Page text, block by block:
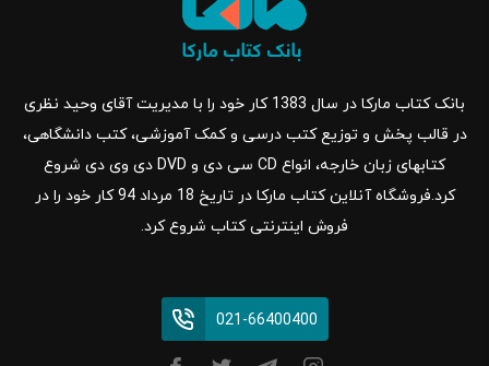
بانک کتاب مارکا در سال 1383 کار خود را با مدیریت آقای وحید نظری
در قالب پخش و توزیع کتب درسی و کمک آموزشی، کتب دانشگاهی،
کتابهای زبان خارجه، انواع CD سی دی و DVD دی وی دی شروع
کرد.فروشگاه آنلاین کتاب مارکا در تاریخ 18 مرداد 94 کار خود را در
فروش اینترنتی کتاب شروع کرد.
021-66400400